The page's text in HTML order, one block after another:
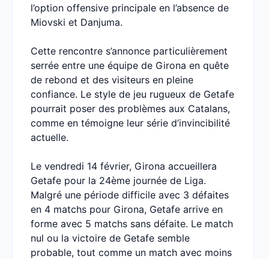
l’option offensive principale en l’absence de
Miovski et Danjuma.
Cette rencontre s’annonce particulièrement
serrée entre une équipe de Girona en quête
de rebond et des visiteurs en pleine
confiance. Le style de jeu rugueux de Getafe
pourrait poser des problèmes aux Catalans,
comme en témoigne leur série d’invincibilité
actuelle.
Le vendredi 14 février, Girona accueillera
Getafe pour la 24ème journée de Liga.
Malgré une période difficile avec 3 défaites
en 4 matchs pour Girona, Getafe arrive en
forme avec 5 matchs sans défaite. Le match
nul ou la victoire de Getafe semble
probable, tout comme un match avec moins